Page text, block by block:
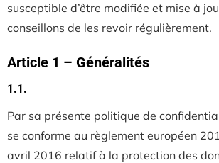
susceptible d’être modifiée et mise à
conseillons de les revoir régulièrement.
Article 1 – Généralités
1.1.
Par sa présente politique de
se conforme au règlement européen
avril 2016 relatif à la protection des